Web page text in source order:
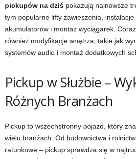
pickupów na dziś pokazują najnowsze
tym popularne lifty zawieszenia, instalacje
akumulatorów i montaż wyciągarek.
również modyfikacje wnętrza, takie jak
systemów audio i montaż dodatkowych
Pickup w Służbie –
Różnych Branżach
Pickup to wszechstronny pojazd, który
wielu branżach. Od budownictwa i
ratunkowe – pickup sprawdza się w